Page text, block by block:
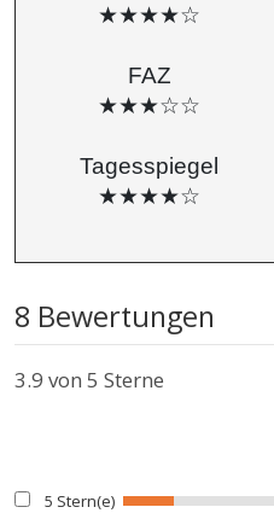
★★★★☆
FAZ
★★★☆☆
Tagesspiegel
★★★★☆
8 Bewertungen
3.9 von 5 Sterne
5 Stern(e)